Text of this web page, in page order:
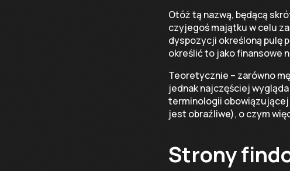
Otóż tą nazwą, będącą
czyjegoś majątku w celu
dyspozycji określoną pulę
określić to jako finansowe
Teoretycznie – zarówno
jednak najczęściej
terminologii
jest obraźliwe), o czym
Strony